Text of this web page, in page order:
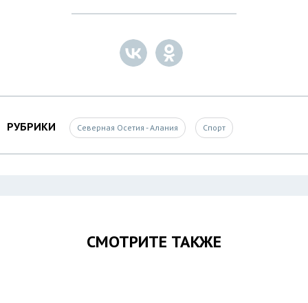
РУБРИКИ Северная Осетия - Алания Спорт
СМОТРИТЕ ТАКЖЕ